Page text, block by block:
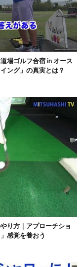
場ゴルフ合宿 in オース
ング」の真実とは？
り方｜アプローチショ
感覚を養おう